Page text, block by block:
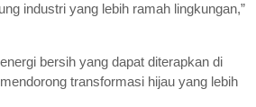
industri yang lebih ramah lingkungan,”
bersih yang dapat diterapkan di
transformasi hijau yang lebih